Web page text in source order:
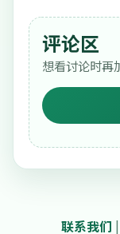
评论区
想看讨论时再
联系我们 |